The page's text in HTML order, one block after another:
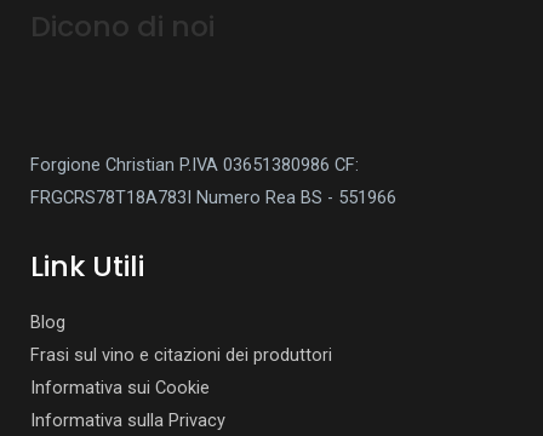
Dicono di noi
Forgione Christian P.IVA 03651380986 CF:
FRGCRS78T18A783I Numero Rea BS - 551966
Link Utili
Blog
Frasi sul vino e citazioni dei produttori
Informativa sui Cookie
Informativa sulla Privacy